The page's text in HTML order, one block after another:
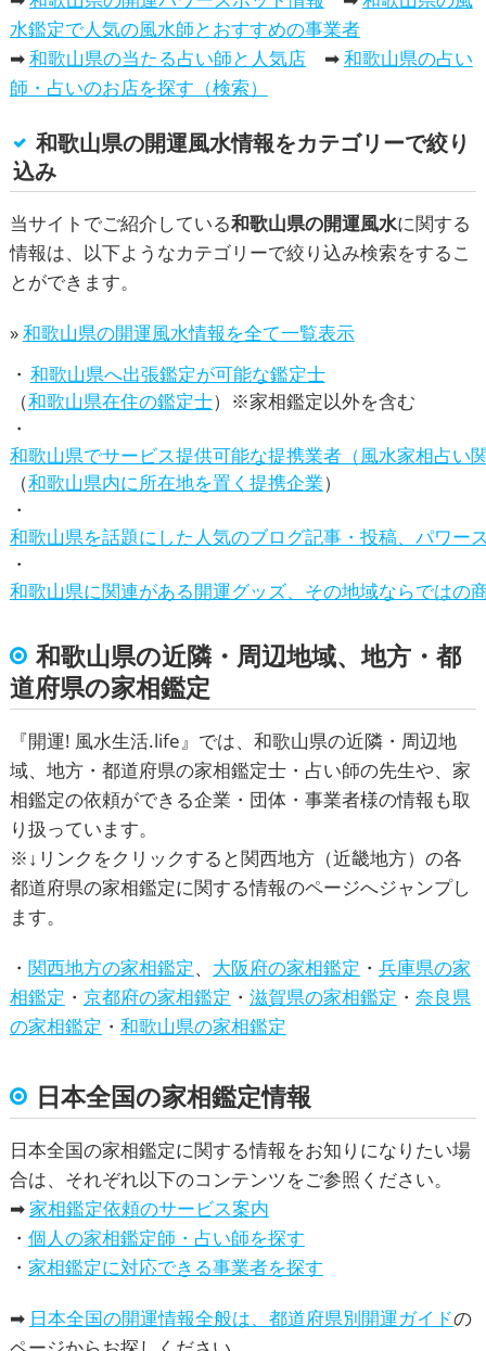
水鑑定で人気の風水師とおすすめの事業者
➡和歌山県の当たる占い師と人気店➡和歌山県の占い
師・占いのお店を探す（検索）
和歌山県の開運風水情報をカテゴリーで絞り
込み
当サイトでご紹介している和歌山県の開運風水に関する
情報は、以下ようなカテゴリーで絞り込み検索をするこ
とができます。
»和歌山県の開運風水情報を全て一覧表示
和歌山県へ出張鑑定が可能な鑑定士
（和歌山県在住の鑑定士）※家相鑑定以外を含む
和歌山県でサービス提供可能な提携業者（風水家相占
（和歌山県内に所在地を置く提携企業）
和歌山県を話題にした人気のブログ記事・投稿、パワー
和歌山県に関連がある開運グッズ、その地域ならではの
和歌山県の近隣・周辺地域、地方・都
道府県の家相鑑定
『開運! 風水生活.life』では、和歌山県の近隣・周辺地
域、地方・都道府県の家相鑑定士・占い師の先生や、 家
相鑑定の依頼ができる企業・団体・事業者様の情報も取
り扱っています。
※↓リンクをクリックすると関西地方（近畿地方）の各
都道府県の家相鑑定に関する情報のページへジャンプし
ます。
・ 関西地方の家相鑑定、 大阪府の家相鑑定 ・ 兵庫県の家
相鑑定 ・ 京都府の家相鑑定 ・ 滋賀県の家相鑑定 ・ 奈良県
の家相鑑定 ・ 和歌山県の家相鑑定
日本全国の家相鑑定情報
日本全国の家相鑑定に関する情報をお知りになりたい場
合は、それぞれ以下のコンテンツをご参照ください。
➡ 家相鑑定依頼のサービス案内
・ 個人の家相鑑定師・占い師を探す
・ 家相鑑定に対応できる事業者を探す
➡ 日本全国の開運情報全般は、都道府県別開運ガイドの